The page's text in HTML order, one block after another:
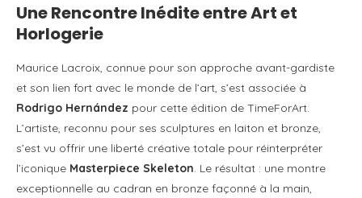
Une Rencontre Inédite entre Art et
Horlogerie
Maurice Lacroix, connue pour son approche avant-gardiste
et son lien fort avec le monde de l’art, s’est associée à
Rodrigo Hernández pour cette édition de TimeForArt.
L’artiste, reconnu pour ses sculptures en laiton et bronze,
s’est vu offrir une liberté créative totale pour réinterpréter
l’iconique Masterpiece Skeleton. Le résultat : une montre
exceptionnelle au cadran en bronze façonné à la main,